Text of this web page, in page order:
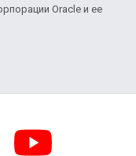
Oracle и ее